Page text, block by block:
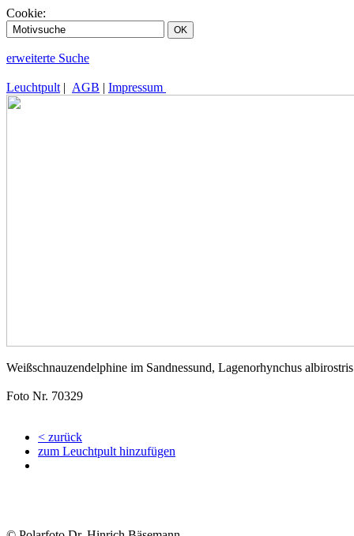
Cookie:
erweiterte Suche
Leuchtpult | AGB | Impressum
Weißschnauzendelphine im Sandnessund, Lagenorhynchus albirostris
Foto Nr. 70329
< zurück
zum Leuchtpult hinzufügen